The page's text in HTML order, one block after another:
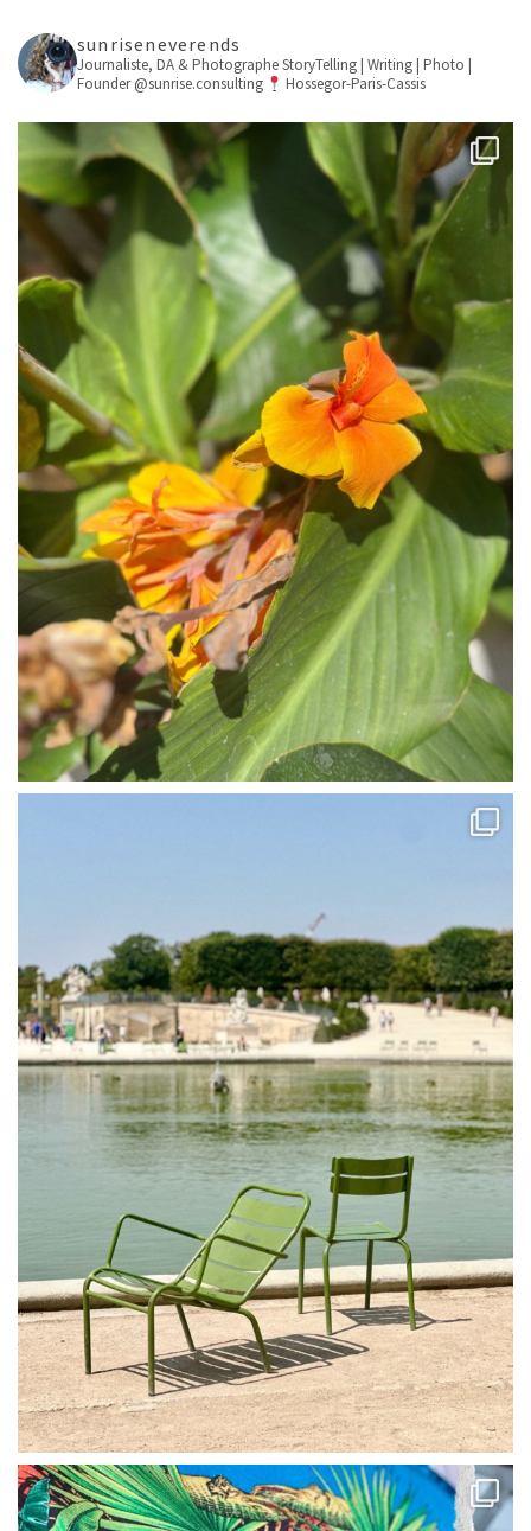
sunriseneverends
Journaliste, DA & PhotographeStoryTelling | Writing | Photo |
Founder @sunrise.consulting
Hossegor-Paris-Cassis